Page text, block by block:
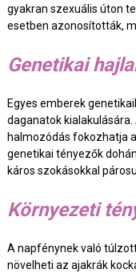
gyakran szexuális úton
esetben azonosították,
Genetikai
Egyes emberek
daganatok
halmozódás fokozhatja
genetikai tényezők
káros szokásokkal
Környezeti
A napfénynek való
növelheti az ajakrák